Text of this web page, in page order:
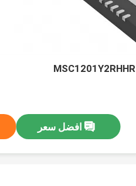
MSC1201Y2RHHR
افضل سعر